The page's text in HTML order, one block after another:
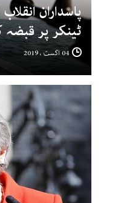
پاسداران
ٹینکر پر قبضہ